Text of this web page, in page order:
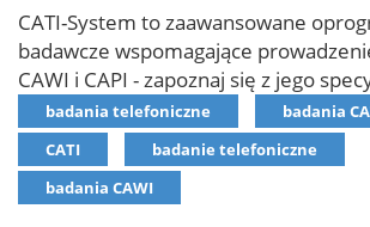
CATI-System to zaawansowane
badawcze wspomagające
CAWI i CAPI - zapoznaj się z jego
badania telefoniczne
badania
CATI
badanie telefoniczne
badania CAWI